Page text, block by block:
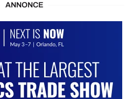
ANNONCE